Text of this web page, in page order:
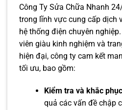
Công Ty Sửa Chữa Nhanh
trong lĩnh vực cung cấp dịch
hệ thống điện chuyên
viên giàu kinh nghiệm và
hiện đại, công ty cam kết
tối ưu, bao gồm:
Kiểm tra và khắc
quả các vấn đề chập